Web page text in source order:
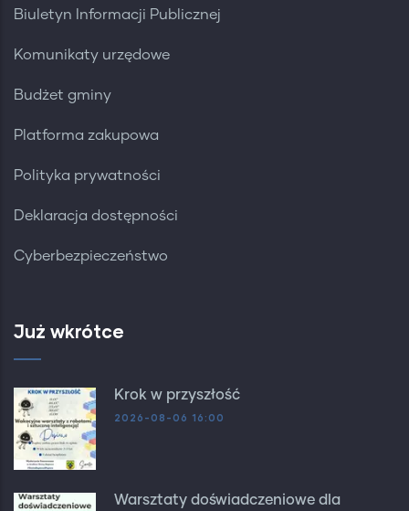
Biuletyn Informacji Publicznej
Komunikaty urzędowe
Budżet gminy
Platforma zakupowa
Polityka prywatności
Deklaracja dostępności
Cyberbezpieczeństwo
Już wkrótce
Krok w przyszłość
2026-08-06 16:00
Warsztaty doświadczeniowe dla